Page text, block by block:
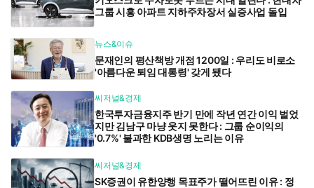
그룹 시흥 아파트 지하주차장서 실증사업 돌입
뉴스&이슈
문재인의 평산책방 개점 1200일 : 우리도 비로소
'아름다운 퇴임 대통령' 갖게 됐다
씨저널&경제
한국투자금융지주 반기 만에 작년 연간 이익 벌었
지만 김남구 마냥 웃지 못한다 : 그룹 순이익의
'0.7%' 불과한 KDB생명 노리는 이유
씨저널&경제
SK증권이 유한양행 목표주가 떨어뜨린 이유 : 정